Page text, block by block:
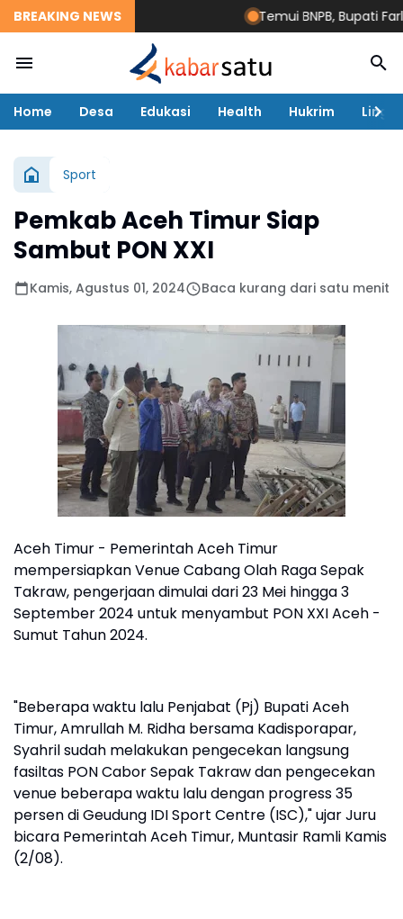
BREAKING NEWS Temui BNPB, Bupati
Home Desa Edukasi Health Hukrim
Sport
Pemkab Aceh Timur Siap
Sambut PON XXI
Kamis, Agustus 01, 2024 Baca kurang dari satu menit
Aceh Timur - Pemerintah Aceh Timur
mempersiapkan Venue Cabang Olah Raga Sepak
Takraw, pengerjaan dimulai dari 23 Mei hingga 3
September 2024 untuk menyambut PON XXI Aceh -
Sumut Tahun 2024.
"Beberapa waktu lalu Penjabat (Pj) Bupati Aceh
Timur, Amrullah M. Ridha bersama Kadisporapar,
Syahril sudah melakukan pengecekan langsung
fasiltas PON Cabor Sepak Takraw dan pengecekan
venue beberapa waktu lalu dengan progress 35
persen di Geudung IDI Sport Centre (ISC)," ujar Juru
bicara Pemerintah Aceh Timur, Muntasir Ramli Kamis
(2/08).